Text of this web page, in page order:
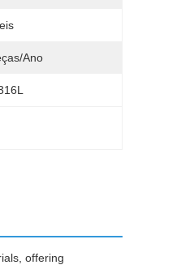
ano
offering